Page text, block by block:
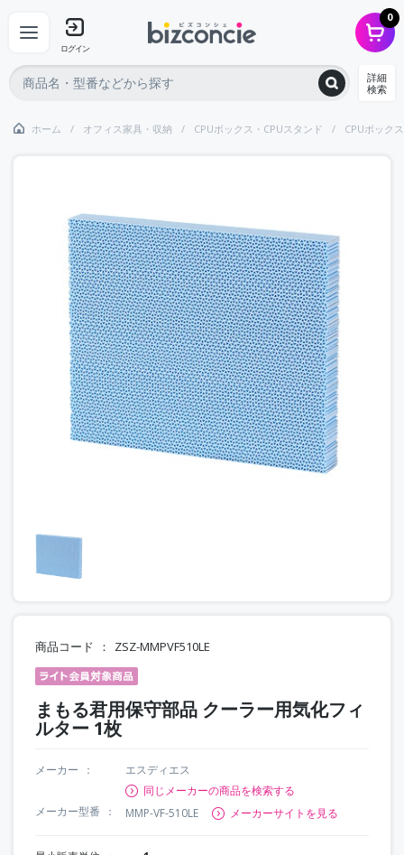
ログイン
0
詳細
検索
ホーム オフィス家具・収納 CPUボックス・CPUスタンド CPUボック
商品コード ZSZ-MMPVF510LE
まもる君用保守部品 クーラー用気化フィ
ルター 1枚
メーカー
エスディエス
同じメーカーの商品を検索する
メーカー型番
MMP-VF-510LE メーカーサイトを見る